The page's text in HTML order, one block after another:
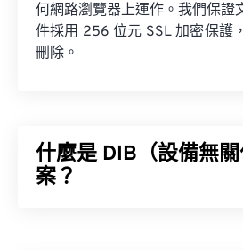
何網路瀏覽器上運作。我們保證
件採用 256 位元 SSL 加密保護
刪除。
什麼是 DIB（設備無
案？